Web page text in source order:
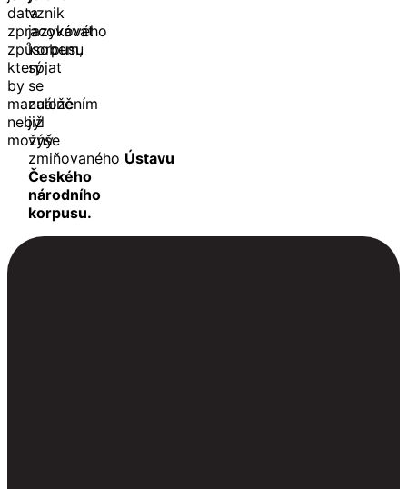
data
zpracovávat
způsobem,
který
by
manuálně
nebyl
možný.
vznik
jazykového
korpusu
spjat
se
založením
již
výše
zmiňovaného Ústavu
Českého
národního
korpusu.